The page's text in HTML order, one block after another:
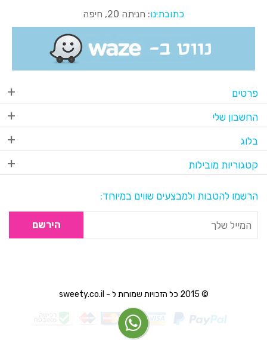
כתובתינו: חניתה 20, חיפה
פרטים
החשבון שלי
בלוג
קטגוריות מובילות
הרשמו להטבות ולמבצעים שווים במיוחד:
הירשם
© 2015 כל הזכויות שמורות ל - sweety.co.il